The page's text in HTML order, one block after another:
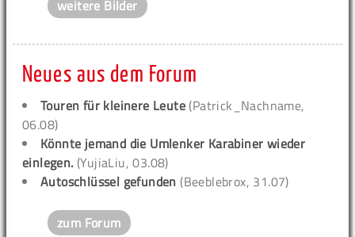
weitere Bilder
Neues aus dem Forum
Touren für kleinere Leute (Patrick_Nachname,
06.08)
Könnte jemand die Umlenker Karabiner wieder
einlegen. (YujiaLiu, 03.08)
Autoschlüssel gefunden (Beeblebrox, 31.07)
zum Forum